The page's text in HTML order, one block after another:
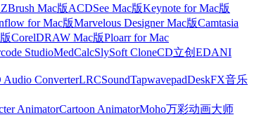
ZBrush Mac版ACDSee Mac版Keynote for Mac版
for Mac版Marvelous Designer Mac版Camtasia
CorelDRAW Mac版Ploarr for Mac
StudioMedCalcSlySoft CloneCD立创EDANI
Audio ConverterLRCSoundTapwavepadDeskFX音乐
AnimatorCartoon AnimatorMoho万彩动画大师